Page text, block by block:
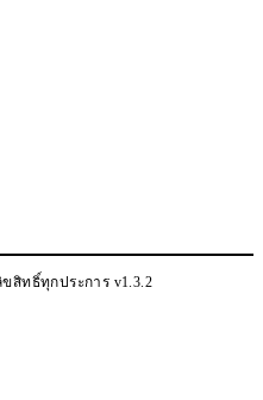
ขสิทธิ์ทุกประการ v1.3.2